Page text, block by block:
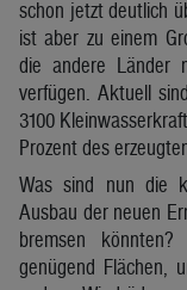
schon jetzt deutlich
ist aber zu einem
die andere Länder
verfügen. Aktuell
3100
Prozent des
Was sind nun die
Ausbau der neuen
bremsen
genügend Flächen,